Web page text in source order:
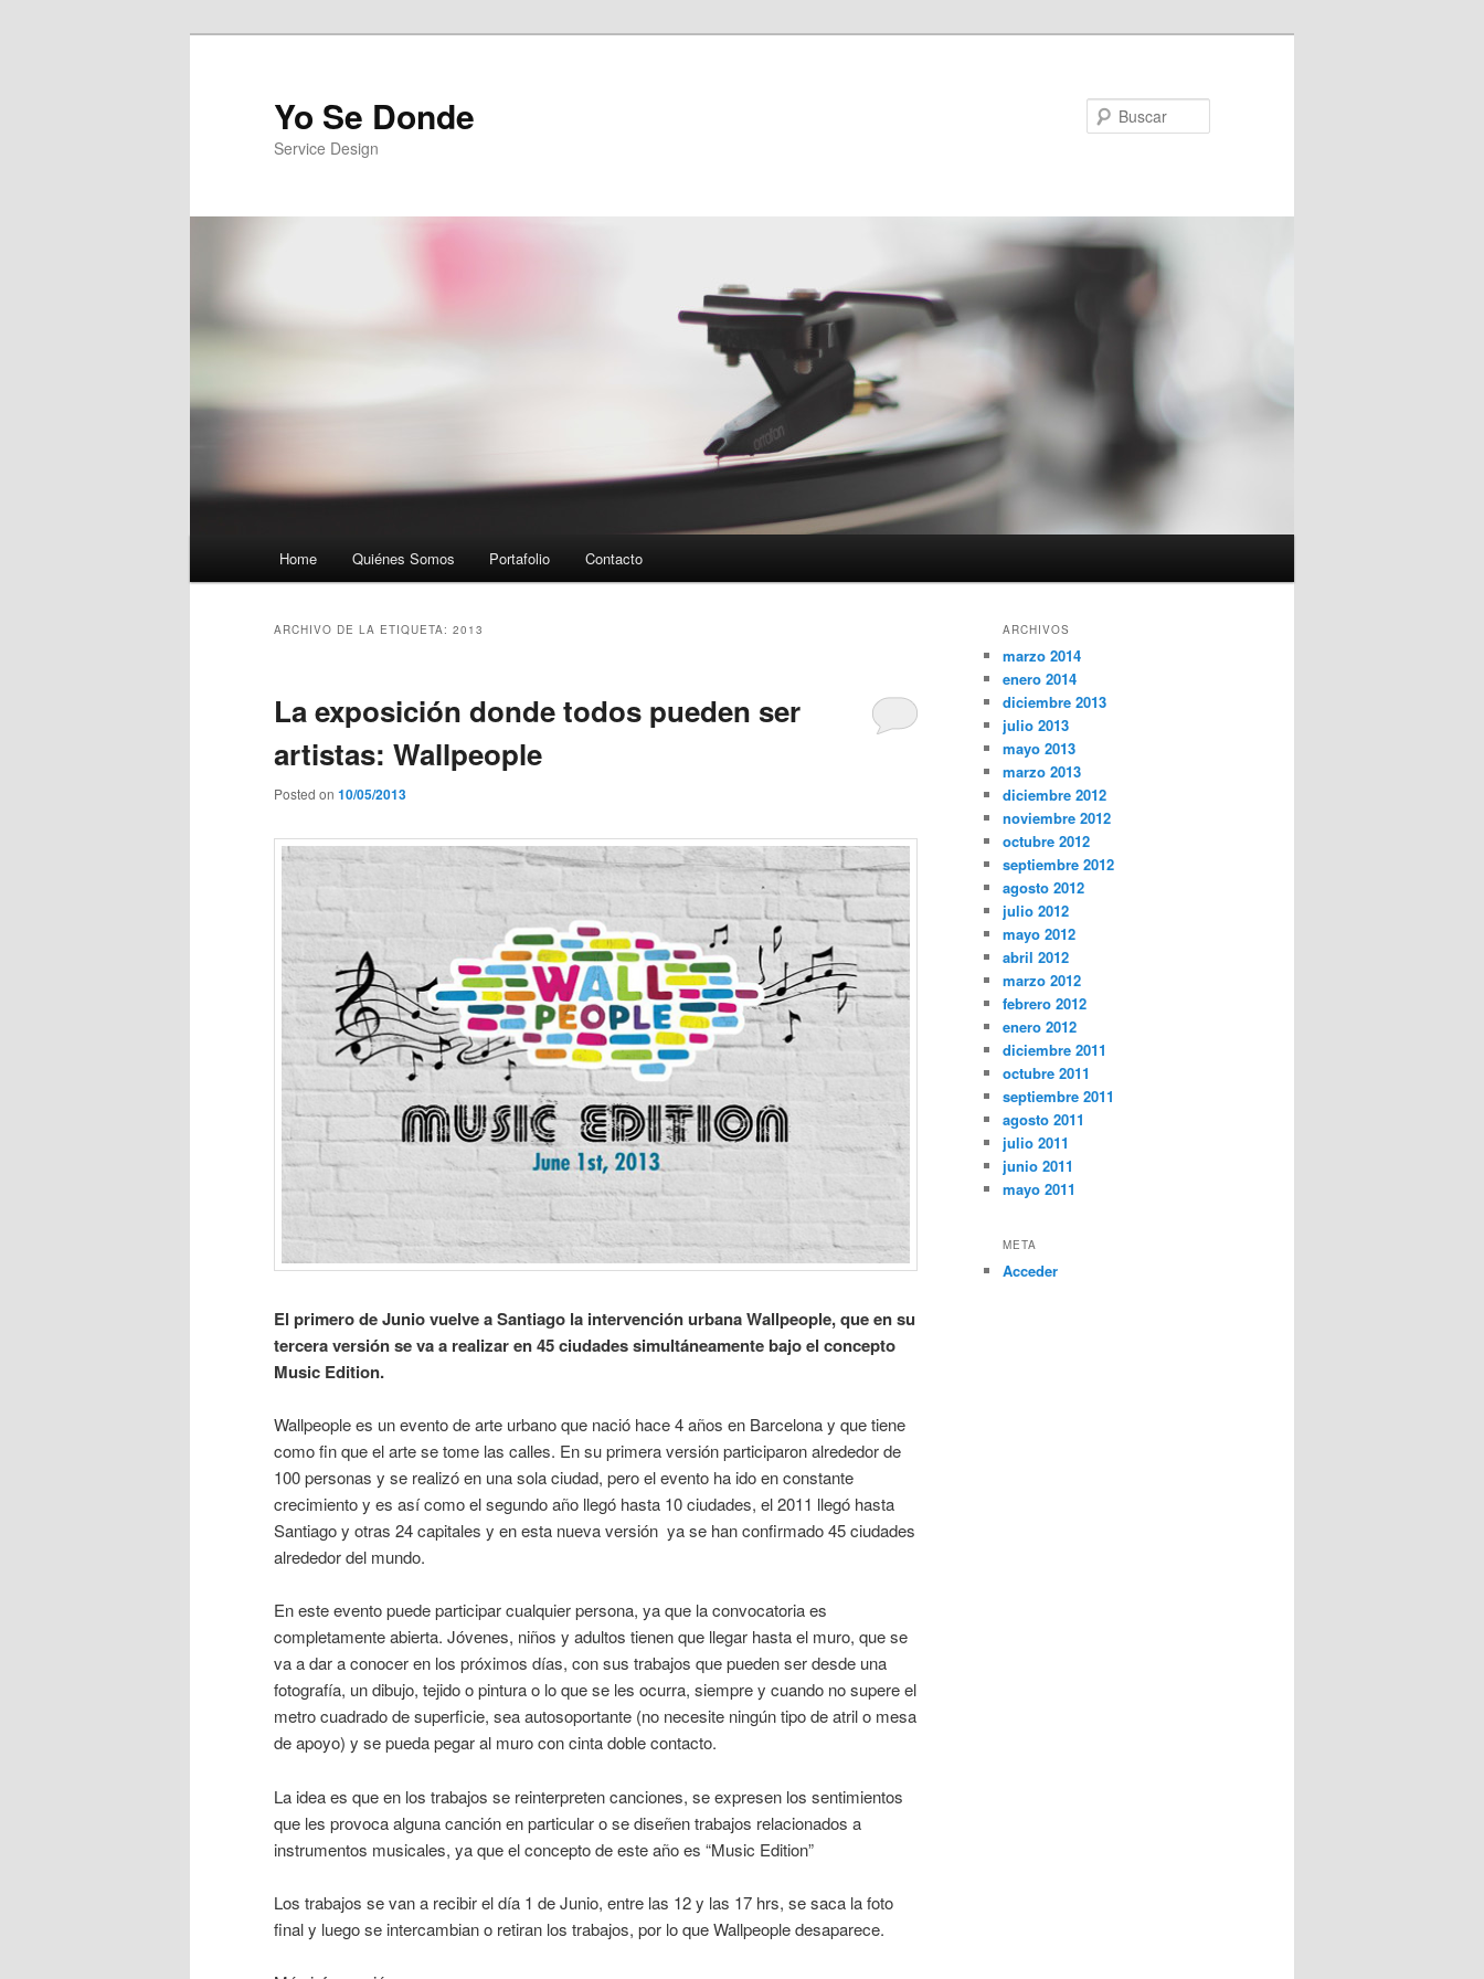
Yo Se Donde
Service Design
Ir al contenido principal
Ir al contenido secundario
Home Quiénes Somos Portafolio Contacto
ARCHIVO DE LA ETIQUETA: 2013
La exposición donde todos pueden ser
artistas: Wallpeople
Posted on 10/05/2013
El primero de Junio vuelve a Santiago la intervención urbana Wallpeople, que en su
tercera versión se va a realizar en 45 ciudades simultáneamente bajo el concepto
Music Edition.
Wallpeople es un evento de arte urbano que nació hace 4 años en Barcelona y que tiene
como fin que el arte se tome las calles. En su primera versión participaron alrededor de
100 personas y se realizó en una sola ciudad, pero el evento ha ido en constante
crecimiento y es así como el segundo año llegó hasta 10 ciudades, el 2011 llegó hasta
Santiago y otras 24 capitales y en esta nueva versión ya se han confirmado 45 ciudades
alrededor del mundo.
En este evento puede participar cualquier persona, ya que la convocatoria es
completamente abierta. Jóvenes, niños y adultos tienen que llegar hasta el muro, que se
va a dar a conocer en los próximos días, con sus trabajos que pueden ser desde una
fotografía, un dibujo, tejido o pintura o lo que se les ocurra, siempre y cuando no supere el
metro cuadrado de superficie, sea autosoportante (no necesite ningún tipo de atril o mesa
de apoyo) y se pueda pegar al muro con cinta doble contacto.
La idea es que en los trabajos se reinterpreten canciones, se expresen los sentimientos
que les provoca alguna canción en particular o se diseñen trabajos relacionados a
instrumentos musicales, ya que el concepto de este año es “Music Edition”
Los trabajos se van a recibir el día 1 de Junio, entre las 12 y las 17 hrs, se saca la foto
final y luego se intercambian o retiran los trabajos, por lo que Wallpeople desaparece.
ARCHIVOS
marzo 2014
enero 2014
diciembre 2013
julio 2013
mayo 2013
marzo 2013
diciembre 2012
noviembre 2012
octubre 2012
septiembre 2012
agosto 2012
julio 2012
mayo 2012
abril 2012
marzo 2012
febrero 2012
enero 2012
diciembre 2011
octubre 2011
septiembre 2011
agosto 2011
julio 2011
junio 2011
mayo 2011
META
Acceder